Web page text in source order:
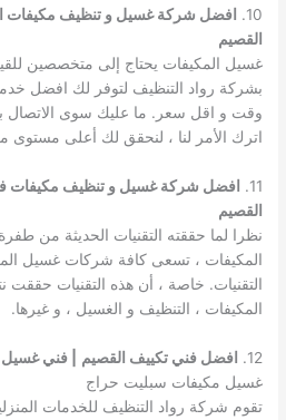
10.
افضل شركة غسيل و تنظيف مكيفات
القصيم
غسيل المكيفات يحتاج إلى متخصصين
بشركة رواد التنظيف لتوفر لك افضل
وقت و اقل سعر. ما عليك سوى الاتصال
اترك الأمر لنا ، لنحقق لك أعلى
11. افضل شركة غسيل و تنظيف مكيفات
القصيم
نظرا لما حققته التقنيات الحديثة من
المكيفات ، تسعى كافة شركات غسيل
التقنيات. خاصة ، أن هذه التقنيات حققت
المكيفات ، التنظيف و الغسيل ، و غيرها.
12. افضل فني تكييف القصيم | فني
غسيل مكيفات سبليت حراج
تقوم شركة رواد التنظيف للخدمات